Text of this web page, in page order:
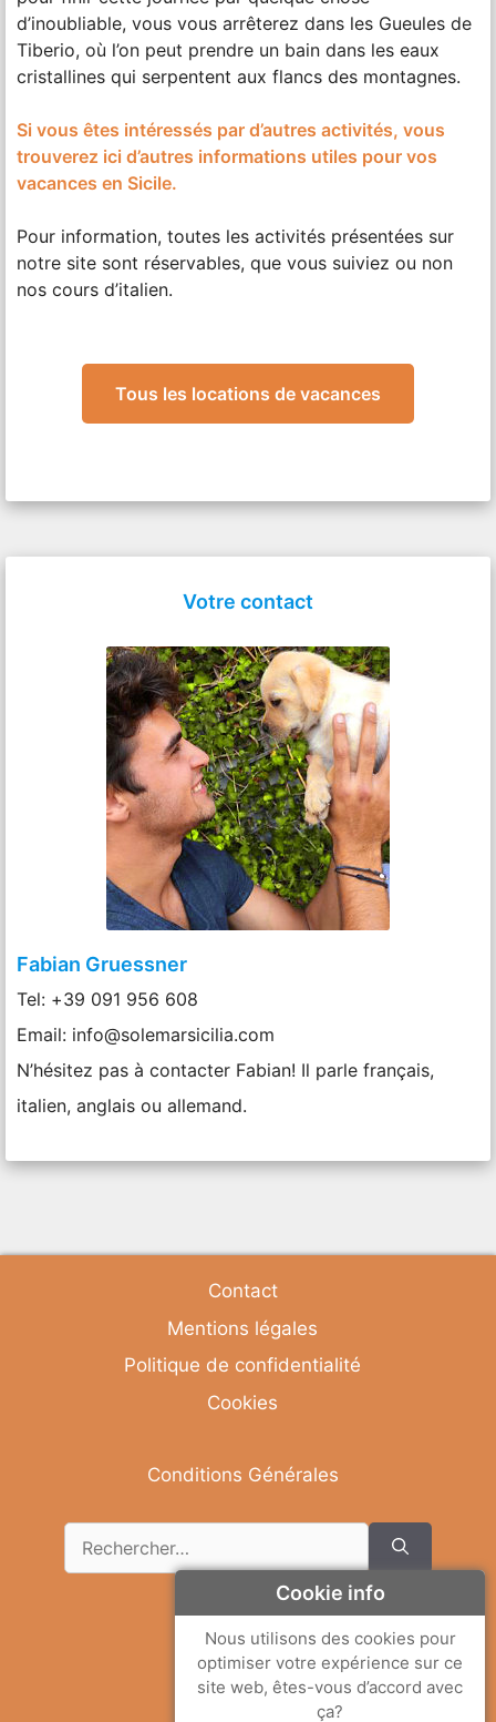
d’inoubliable, vous vous arrêterez dans les Gueules de
Tiberio, où l’on peut prendre un bain dans les eaux
cristallines qui serpentent aux flancs des montagnes.
Si vous êtes intéressés par d’autres activités, vous
trouverez ici d’autres informations utiles pour vos
vacances en Sicile.
Pour information, toutes les activités présentées sur
notre site sont réservables, que vous suiviez ou non
nos cours d’italien.
Tous les locations de vacances
Votre contact
Fabian Gruessner
Tel: +39 091 956 608
Email: info@solemarsicilia.com
N’hésitez pas à contacter Fabian! Il parle français,
italien, anglais ou allemand.
Contact
Mentions légales
Politique de confidentialité
Cookies
Conditions Générales
Rechercher :
Deutsch
English
Cookie info
Nous utilisons des cookies pour
optimiser votre expérience sur ce
site web, êtes-vous d’accord avec
ça?